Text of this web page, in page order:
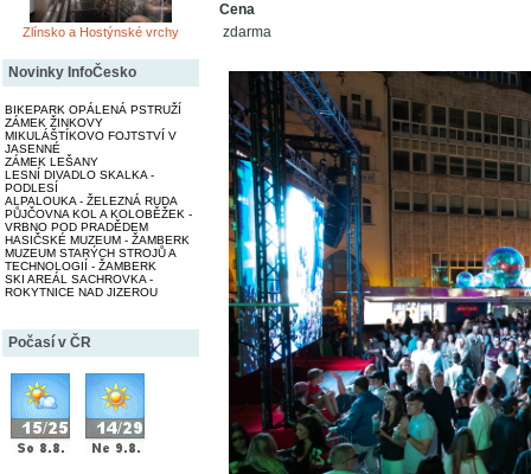
Zlínsko a Hostýnské vrchy
Novinky InfoČesko
BIKEPARK OPÁLENÁ PSTRUŽÍ
ZÁMEK ŽINKOVY
MIKULÁŠTÍKOVO FOJTSTVÍ V
JASENNÉ
ZÁMEK LEŠANY
LESNÍ DIVADLO SKALKA -
PODLESÍ
ALPALOUKA - ŽELEZNÁ RUDA
PŮJČOVNA KOL A KOLOBĚŽEK -
VRBNO POD PRADĚDEM
HASIČSKÉ MUZEUM - ŽAMBERK
MUZEUM STARÝCH STROJŮ A
TECHNOLOGIÍ - ŽAMBERK
SKI AREÁL SACHROVKA -
ROKYTNICE NAD JIZEROU
Počasí v ČR
Cena
zdarma